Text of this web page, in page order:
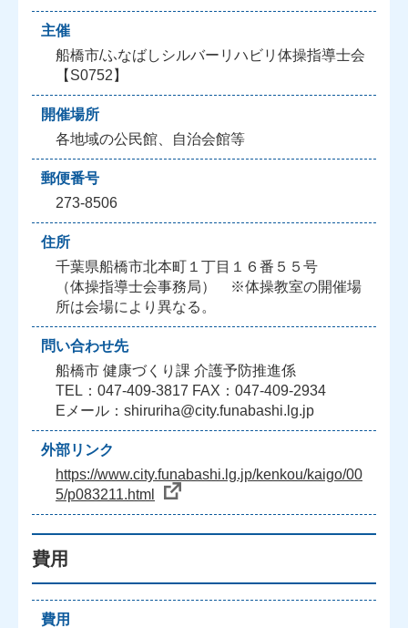
主催
船橋市/ふなばしシルバーリハビリ体操指導士会
【S0752】
開催場所
各地域の公民館、自治会館等
郵便番号
273-8506
住所
千葉県船橋市北本町１丁目１６番５５号
（体操指導士会事務局） ※体操教室の開催場
所は会場により異なる。
問い合わせ先
船橋市 健康づくり課 介護予防推進係
TEL：047-409-3817 FAX：047-409-2934
Eメール：shiruriha@city.funabashi.lg.jp
外部リンク
https://www.city.funabashi.lg.jp/kenkou/kaigo/00
5/p083211.html
費用
費用